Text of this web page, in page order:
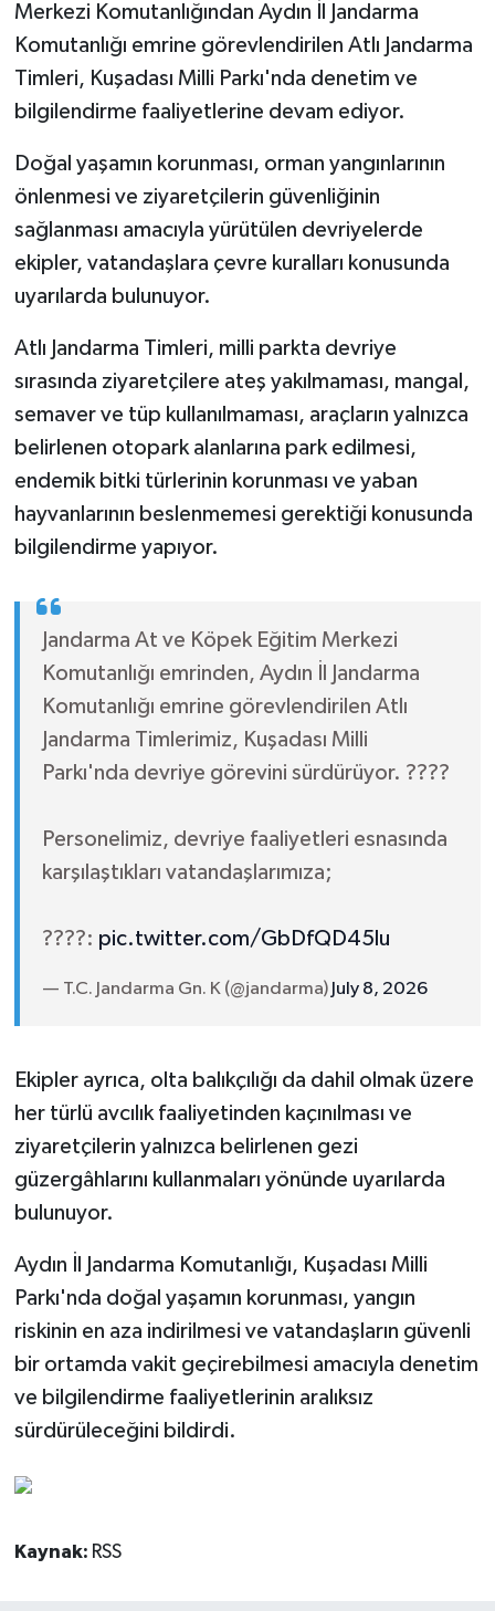
Merkezi Komutanlığından Aydın İl Jandarma
Komutanlığı emrine görevlendirilen Atlı Jandarma
Timleri, Kuşadası Milli Parkı'nda denetim ve
bilgilendirme faaliyetlerine devam ediyor.
Doğal yaşamın korunması, orman yangınlarının
önlenmesi ve ziyaretçilerin güvenliğinin
sağlanması amacıyla yürütülen devriyelerde
ekipler, vatandaşlara çevre kuralları konusunda
uyarılarda bulunuyor.
Atlı Jandarma Timleri, milli parkta devriye
sırasında ziyaretçilere ateş yakılmaması, mangal,
semaver ve tüp kullanılmaması, araçların yalnızca
belirlenen otopark alanlarına park edilmesi,
endemik bitki türlerinin korunması ve yaban
hayvanlarının beslenmemesi gerektiği konusunda
bilgilendirme yapıyor.
Jandarma At ve Köpek Eğitim Merkezi
Komutanlığı emrinden, Aydın İl Jandarma
Komutanlığı emrine görevlendirilen Atlı
Jandarma Timlerimiz, Kuşadası Milli
Parkı'nda devriye görevini sürdürüyor. ????
Personelimiz, devriye faaliyetleri esnasında
karşılaştıkları vatandaşlarımıza;
????: pic.twitter.com/GbDfQD45lu
— T.C. Jandarma Gn. K (@jandarma) July 8, 2026
Ekipler ayrıca, olta balıkçılığı da dahil olmak üzere
her türlü avcılık faaliyetinden kaçınılması ve
ziyaretçilerin yalnızca belirlenen gezi
güzergâhlarını kullanmaları yönünde uyarılarda
bulunuyor.
Aydın İl Jandarma Komutanlığı, Kuşadası Milli
Parkı'nda doğal yaşamın korunması, yangın
riskinin en aza indirilmesi ve vatandaşların güvenli
bir ortamda vakit geçirebilmesi amacıyla denetim
ve bilgilendirme faaliyetlerinin aralıksız
sürdürüleceğini bildirdi.
Kaynak: RSS